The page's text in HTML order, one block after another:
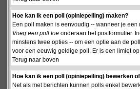
Hoe kan ik een poll (opiniepeiling) maken?
Een poll maken is eenvoudig -- wanneer je
Voeg een poll toe onderaan het postformulier.
minstens twee opties -- om een optie aan de
voor een eeuwig geldige poll. Er is een limiet
Terug naar boven
Hoe kan ik een poll (opiniepeiling) bewerken
Net als met berichten kunnen polls enkel